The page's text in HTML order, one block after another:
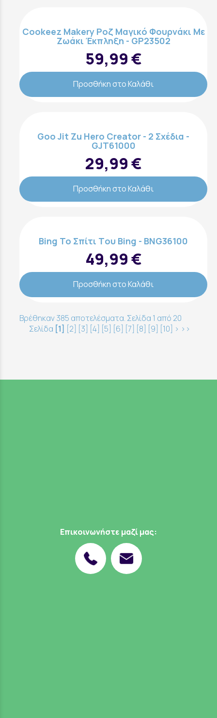
Cookeez Makery Ροζ Μαγικό Φουρνάκι Με
Ζωάκι Έκπληξη - GP23502
59,99 €
Προσθήκη στο Καλάθι
Goo Jit Zu Hero Creator - 2 Σχέδια -
GJT61000
29,99 €
Προσθήκη στο Καλάθι
Bing To Σπίτι Tου Bing - BNG36100
49,99 €
Προσθήκη στο Καλάθι
Βρέθηκαν 385 αποτελέσματα. Σελίδα 1 από 20
Σελίδα [1] [2] [3] [4] [5] [6] [7] [8] [9] [10] > >>
Επικοινωνήστε μαζί μας: